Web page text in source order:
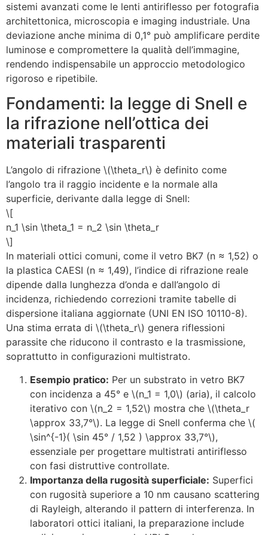
sistemi avanzati come le lenti antiriflesso per fotografia
architettonica, microscopia e imaging industriale. Una
deviazione anche minima di 0,1° può amplificare perdite
luminose e compromettere la qualità dell’immagine,
rendendo indispensabile un approccio metodologico
rigoroso e ripetibile.
Fondamenti: la legge di Snell e
la rifrazione nell’ottica dei
materiali trasparenti
L’angolo di rifrazione \(\theta_r\) è definito come
l’angolo tra il raggio incidente e la normale alla
superficie, derivante dalla legge di Snell:
\[
n_1 \sin \theta_1 = n_2 \sin \theta_r
\]
In materiali ottici comuni, come il vetro BK7 (n ≈ 1,52) o
la plastica CAESI (n ≈ 1,49), l’indice di rifrazione reale
dipende dalla lunghezza d’onda e dall’angolo di
incidenza, richiedendo correzioni tramite tabelle di
dispersione italiana aggiornate (UNI EN ISO 10110-8).
Una stima errata di \(\theta_r\) genera riflessioni
parassite che riducono il contrasto e la trasmissione,
soprattutto in configurazioni multistrato.
Esempio pratico: Per un substrato in vetro BK7
con incidenza a 45° e \(n_1 = 1,0\) (aria), il calcolo
iterativo con \(n_2 = 1,52\) mostra che \(\theta_r
\approx 33,7°\). La legge di Snell conferma che \(
\sin^{-1}( \sin 45° / 1,52 ) \approx 33,7°\),
essenziale per progettare multistrati antiriflesso
con fasi distruttive controllate.
Importanza della rugosità superficiale: Superfici
con rugosità superiore a 10 nm causano scattering
di Rayleigh, alterando il pattern di interferenza. In
laboratori ottici italiani, la preparazione include